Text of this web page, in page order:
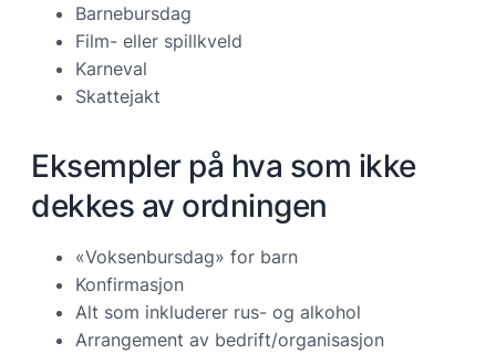
Barnebursdag
Film- eller spillkveld
Karneval
Skattejakt
Eksempler på hva som ikke
dekkes av ordningen
«Voksenbursdag» for barn
Konfirmasjon
Alt som inkluderer rus- og alkohol
Arrangement av bedrift/organisasjon